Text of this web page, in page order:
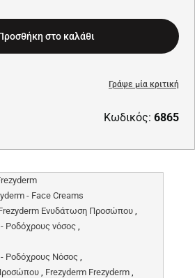
στο καλάθι
Κωδικός: 6865
Γράψε μία κριτική
- Face Creams
Ενυδάτωση Προσώπου ,
Ροδόχρους νόσος ,
Ροδόχρους Νόσος ,
, Frezyderm Frezyderm ,